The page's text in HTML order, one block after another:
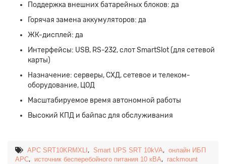
Поддержка внешних батарейных блоков: да
Горячая замена аккумуляторов: да
ЖК-дисплей: да
Интерфейсы: USB, RS-232, слот SmartSlot (для сетевой
карты)
Назначение: серверы, СХД, сетевое и телеком-
оборудование, ЦОД
Масштабируемое время автономной работы
Высокий КПД и байпас для обслуживания
APC SRT10KRMXLI , Smart UPS SRT 10kVA, онлайн ИБП
APC, источник бесперебойного питания 10 кВА,
rackmount